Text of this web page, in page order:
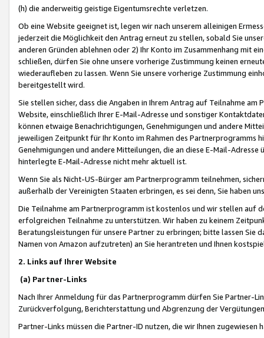
(h) die anderweitig geistige Eigentumsrechte verletzen.
Ob eine Website geeignet ist, legen wir nach unserem alleinigen
jederzeit die Möglichkeit den Antrag erneut zu stellen, sobald Sie
anderen Gründen ablehnen oder 2) Ihr Konto im Zusammenhang mit
schließen, dürfen Sie ohne unsere vorherige Zustimmung keinen
wiederaufleben zu lassen. Wenn Sie unsere vorherige Zustimmung
bereitgestellt wird.
Sie stellen sicher, dass die Angaben in Ihrem Antrag auf Teilnahme
Website, einschließlich Ihrer E-Mail-Adresse und sonstiger
können etwaige Benachrichtigungen, Genehmigungen und andere
jeweiligen Zeitpunkt für Ihr Konto im Rahmen des Partnerprogramms
Genehmigungen und andere Mitteilungen, die an diese E-Mail-
hinterlegte E-Mail-Adresse nicht mehr aktuell ist.
Wenn Sie als Nicht-US-Bürger am Partnerprogramm teilnehmen,
außerhalb der Vereinigten Staaten erbringen, es sei denn, Sie haben
Die Teilnahme am Partnerprogramm ist kostenlos und wir stellen auf
erfolgreichen Teilnahme zu unterstützen. Wir haben zu keinem
Beratungsleistungen für unsere Partner zu erbringen; bitte lassen Sie
Namen von Amazon aufzutreten) an Sie herantreten und Ihnen
2. Links auf Ihrer Website
(a) Partner-Links
Nach Ihrer Anmeldung für das Partnerprogramm dürfen Sie Partner-
Zurückverfolgung, Berichterstattung und Abgrenzung der
Partner-Links müssen die Partner-ID nutzen, die wir Ihnen zugewiesen